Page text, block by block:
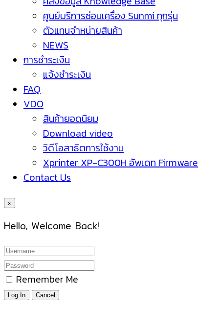
ศูนย์บริการซ่อมเครื่อง Sunmi ทุกรุ่น
ตัวแทนจำหน่ายสินค้า
NEWS
การชำระเงิน
แจ้งชำระเงิน
FAQ
VDO
สินค้ายอดนิยม
Download video
วิดีโอสาธิตการใช้งาน
Xprinter XP-C300H อัพเดท Firmware
Contact Us
x
Hello, Welcome Back!
Remember Me